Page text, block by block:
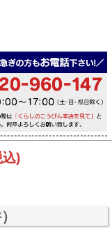
込)